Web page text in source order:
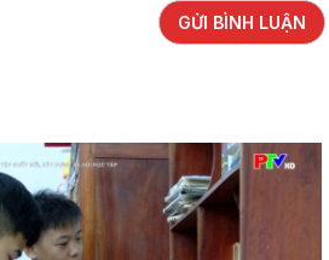
GỬI BÌNH LUẬN